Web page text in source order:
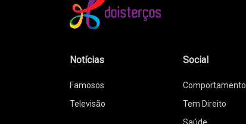
Notícias
Famosos
Televisão
Social
Comportamento
Tem Direito
Saúde